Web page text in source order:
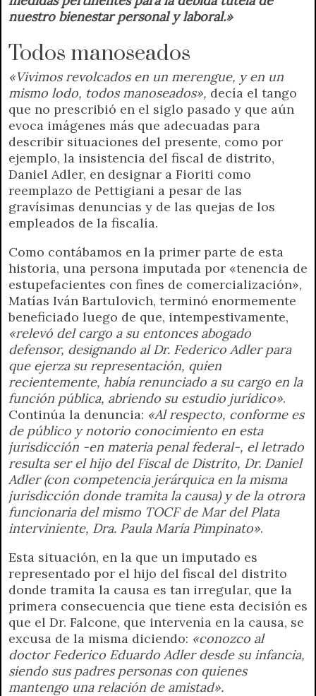
nuestro bienestar personal y laboral.»
Todos manoseados
«Vivimos revolcados en un merengue, y en un
mismo lodo, todos manoseados», decía el tango
que no prescribió en el siglo pasado y que aún
evoca imágenes más que adecuadas para
describir situaciones del presente, como por
ejemplo, la insistencia del fiscal de distrito,
Daniel Adler, en designar a Fioriti como
reemplazo de Pettigiani a pesar de las
gravísimas denuncias y de las quejas de los
empleados de la fiscalía.
Como contábamos en la primer parte de esta
historia, una persona imputada por «tenencia de
estupefacientes con fines de comercialización»,
Matías Iván Bartulovich, terminó enormemente
beneficiado luego de que, intempestivamente,
«relevó del cargo a su entonces abogado
defensor, designando al Dr. Federico Adler para
que ejerza su representación, quien
recientemente, había renunciado a su cargo en la
función pública, abriendo su estudio jurídico».
Continúa la denuncia: «Al respecto, conforme es
de público y notorio conocimiento en esta
jurisdicción -en materia penal federal-, el letrado
resulta ser el hijo del Fiscal de Distrito, Dr. Daniel
Adler (con competencia jerárquica en la misma
jurisdicción donde tramita la causa) y de la otrora
funcionaria del mismo TOCF de Mar del Plata
interviniente, Dra. Paula María Pimpinato».
Esta situación, en la que un imputado es
representado por el hijo del fiscal del distrito
donde tramita la causa es tan irregular, que la
primera consecuencia que tiene esta decisión es
que el Dr. Falcone, que intervenía en la causa, se
excusa de la misma diciendo: «conozco al
doctor Federico Eduardo Adler desde su infancia,
siendo sus padres personas con quienes
mantengo una relación de amistad».